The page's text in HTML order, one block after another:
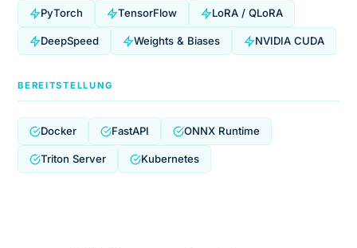
PyTorch TensorFlow LoRA / QLoRA
DeepSpeed Weights & Biases NVIDIA CUDA
BEREITSTELLUNG
Docker FastAPI ONNX Runtime
Triton Server Kubernetes